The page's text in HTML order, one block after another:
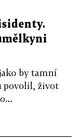
by tamní
povolil, život